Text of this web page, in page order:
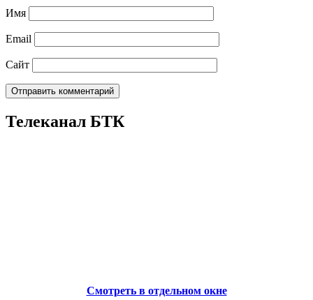
Имя
Email
Сайт
Телеканал БТК
Смотреть в отдельном окне